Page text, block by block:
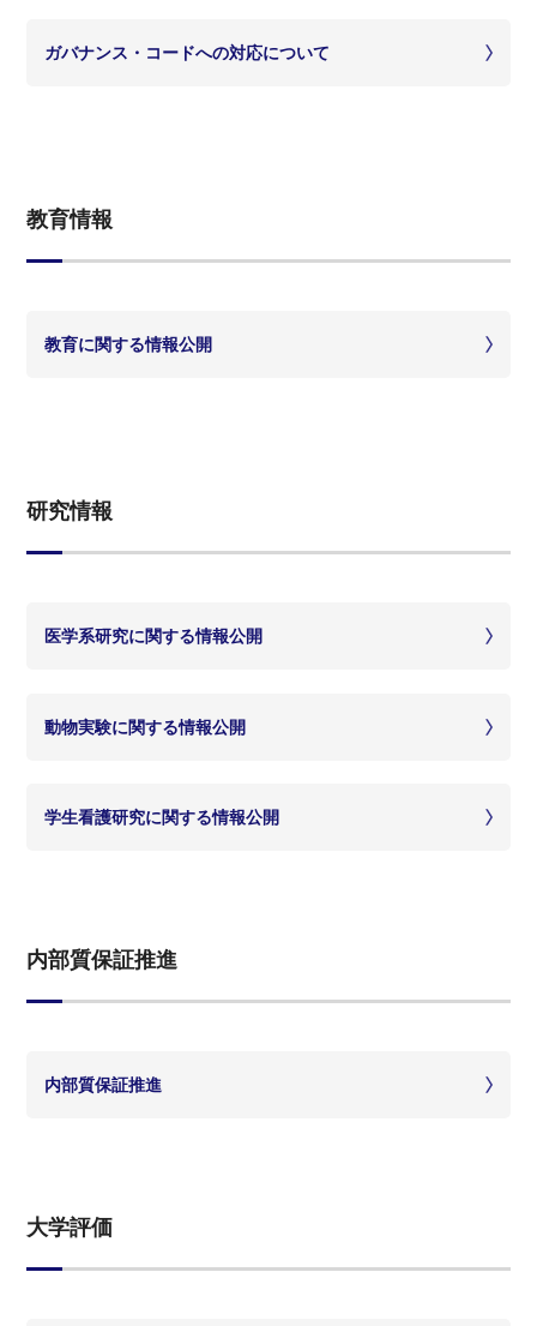
ガバナンス・コードへの対応について
教育情報
教育に関する情報公開
研究情報
医学系研究に関する情報公開
動物実験に関する情報公開
学生看護研究に関する情報公開
内部質保証推進
内部質保証推進
大学評価